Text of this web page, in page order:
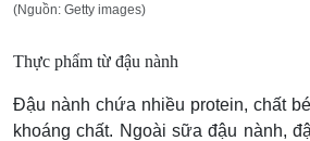
(Nguồn: Getty images)
Thực phẩm từ đậu nành
Đậu nành chứa nhiều protein, chất
khoáng chất. Ngoài sữa đậu nành,